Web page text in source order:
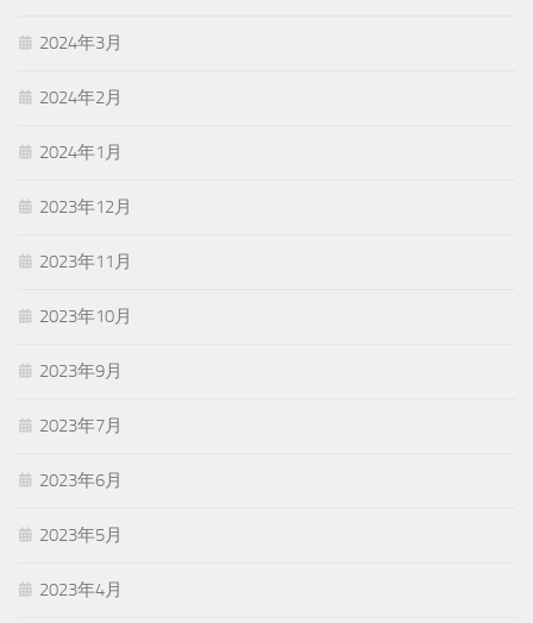
2024年3月
2024年2月
2024年1月
2023年12月
2023年11月
2023年10月
2023年9月
2023年7月
2023年6月
2023年5月
2023年4月